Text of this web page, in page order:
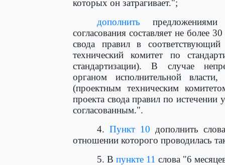
которых он затрагивает.";
дополнить
согласования составляет не более
свода правил в
технический комитет по
стандартизации). В случае
органом исполнительной
(проектным техническим
проекта свода правил по истечении
согласованным.".
4.Пункт 10 дополнить
отношении которого проводилась
5. В пункте 11 слова "6